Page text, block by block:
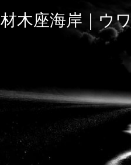
材木座海岸｜ウ